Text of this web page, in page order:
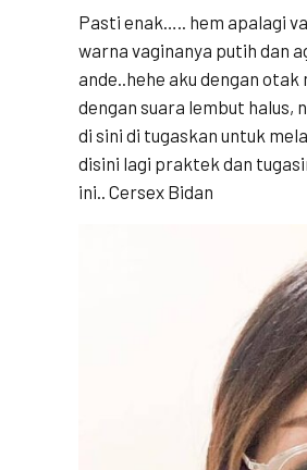
Pasti enak….. hem apalagi
warna vaginanya putih dan
ande..hehe aku dengan otak
dengan suara lembut halus,
di sini di tugaskan untuk
disini lagi praktek dan
ini.. Cersex Bidan